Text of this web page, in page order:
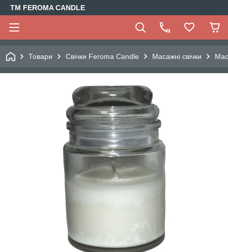
TM FEROMA CANDLE
Товари Свічки Feroma Candle Масажні свічки